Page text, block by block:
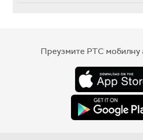
Преузмите РТС мобилну